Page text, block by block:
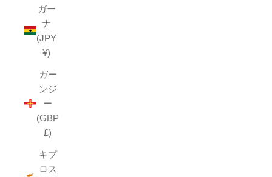
ガー
ナ
(JPY
¥)
ガー
ンジ
ー
(GBP
£)
キプ
ロス